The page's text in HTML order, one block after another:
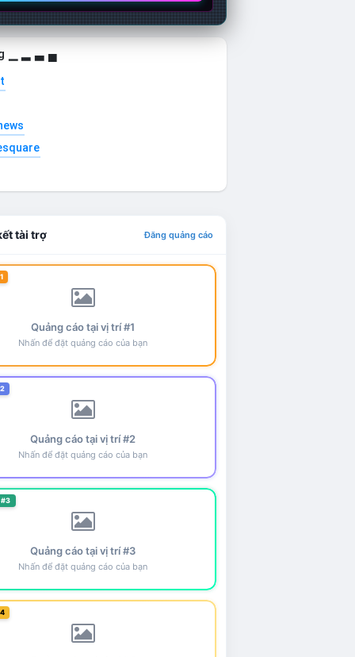
▁ ▂ ▃ ▄
tài trợ Đăng quảng cáo
Quảng cáo tại vị trí #1
Nhấn để đặt quảng cáo của bạn
Quảng cáo tại vị trí #2
Nhấn để đặt quảng cáo của bạn
Quảng cáo tại vị trí #3
Nhấn để đặt quảng cáo của bạn